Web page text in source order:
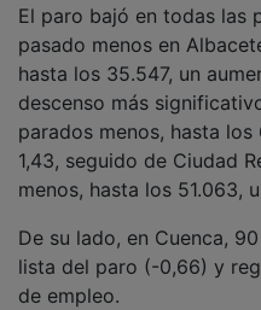
pasado menos en
hasta los 35.547, un
descenso más
parados menos, hasta los
1,43, seguido de Ciudad
menos, hasta los 51.063,
lista del paro (-0,66) y
de empleo.